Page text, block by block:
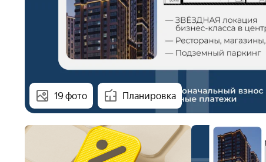
19 фото Планировка